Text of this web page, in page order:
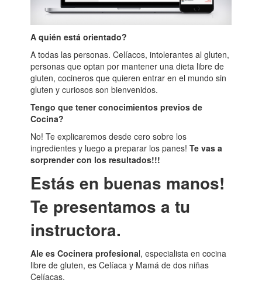
A quién está orientado?
A todas las personas. Celíacos, intolerantes al gluten,
personas que optan por mantener una dieta libre de
gluten, cocineros que quieren entrar en el mundo sin
gluten y curiosos son bienvenidos.
Tengo que tener conocimientos previos de
Cocina?
No! Te explicaremos desde cero sobre los
ingredientes y luego a preparar los panes!Te vas a
sorprender con los resultados!!!
Estás en buenas manos!
Te presentamos a tu
instructora.
Ale es Cocinera profesional, especialista en cocina
libre de gluten, es Celíaca y Mamá de dos niñas
Celíacas.